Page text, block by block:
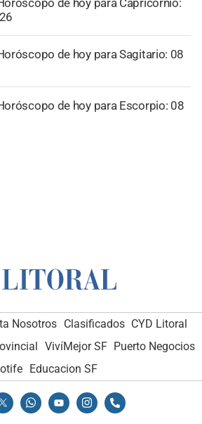
de hoy para Capricornio:
de hoy para Sagitario: 08
de hoy para Escorpio: 08
Nosotros Clasificados CYD Litoral
VivíMejor SF Puerto Negocios
Educacion SF